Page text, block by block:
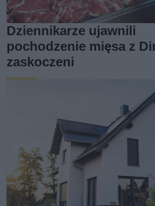
Dziennikarze ujawnili
pochodzenie mięsa z
zaskoczeni